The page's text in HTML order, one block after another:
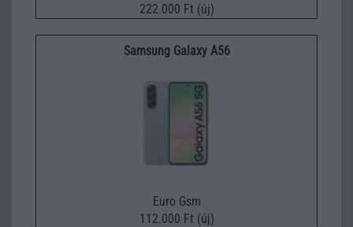
222.000 Ft (új)
Samsung Galaxy A56
Euro Gsm
112.000 Ft (új)